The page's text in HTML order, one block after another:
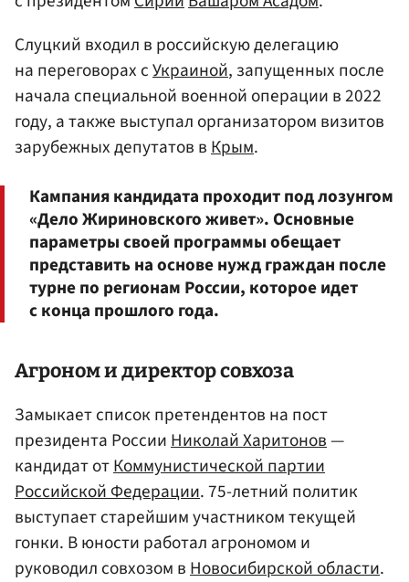
Слуцкий входил в российскую делегацию
на переговорах сУкраиной, запущенных после
начала специальной военной операции в 2022
году, а также выступал организатором визитов
зарубежных депутатов вКрым.
Кампания кандидата проходит под лозунгом
«Дело Жириновского живет». Основные
параметры своей программы обещает
представить на основе нужд граждан после
турне по регионам России, которое идет
с конца прошлого года.
Агроном и директор совхоза
Замыкает список претендентов на пост
президента РоссииНиколай Харитонов—
кандидат отКоммунистической партии
Российской Федерации. 75-летний политик
выступает старейшим участником текущей
гонки. В юности работал агрономом и
руководил совхозом вНовосибирской области.